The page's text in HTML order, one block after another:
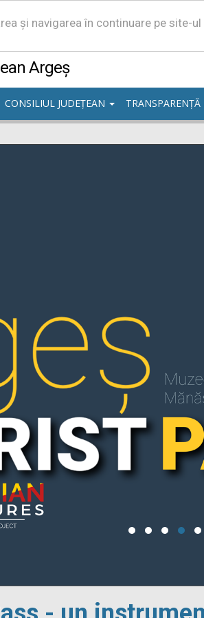
și navigarea în continuare pe site-
Argeș
CONSILIUL JUDEȚEAN